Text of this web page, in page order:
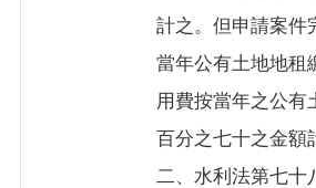
計之。但申請案件
當年公有土地地租
用費按當年之公有
百分之七十之金額
二、水利法第七十